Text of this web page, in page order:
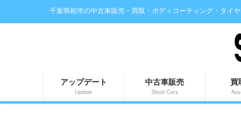
千葉県柏市の中古車販売・買取・ボディコーティング・タイ
アップデート
Update
中古車販売
Stock Cars
買